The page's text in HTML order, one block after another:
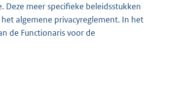
meer specifieke beleidsstukken
algemene privacyreglement. In het
de Functionaris voor de